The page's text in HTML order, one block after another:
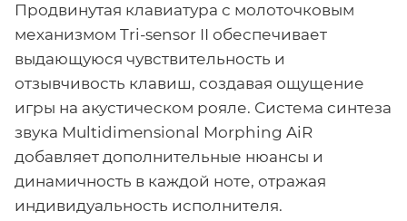
Продвинутая клавиатура с молоточковым
механизмом Tri-sensor II обеспечивает
выдающуюся чувствительность и
отзывчивость клавиш, создавая ощущение
игры на акустическом рояле. Система синтеза
звука Multidimensional Morphing AiR
добавляет дополнительные нюансы и
динамичность в каждой ноте, отражая
индивидуальность исполнителя.